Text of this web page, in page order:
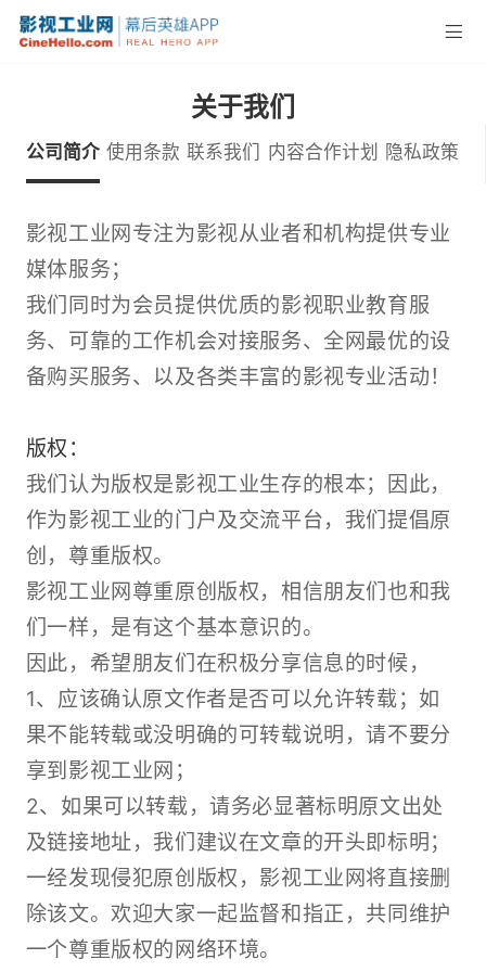
关于我们
公司简介 使用条款 联系我们 内容合作计划 隐私政策
影视工业网专注为影视从业者和机构提供专业
媒体服务；
我们同时为会员提供优质的影视职业教育服
务、可靠的工作机会对接服务、全网最优的设
备购买服务、以及各类丰富的影视专业活动！
版权：
我们认为版权是影视工业生存的根本；因此，
作为影视工业的门户及交流平台，我们提倡原
创，尊重版权。
影视工业网尊重原创版权，相信朋友们也和我
们一样，是有这个基本意识的。
因此，希望朋友们在积极分享信息的时候，
1、应该确认原文作者是否可以允许转载；如
果不能转载或没明确的可转载说明，请不要分
享到影视工业网；
2、如果可以转载，请务必显著标明原文出处
及链接地址，我们建议在文章的开头即标明；
一经发现侵犯原创版权，影视工业网将直接删
除该文。欢迎大家一起监督和指正，共同维护
一个尊重版权的网络环境。